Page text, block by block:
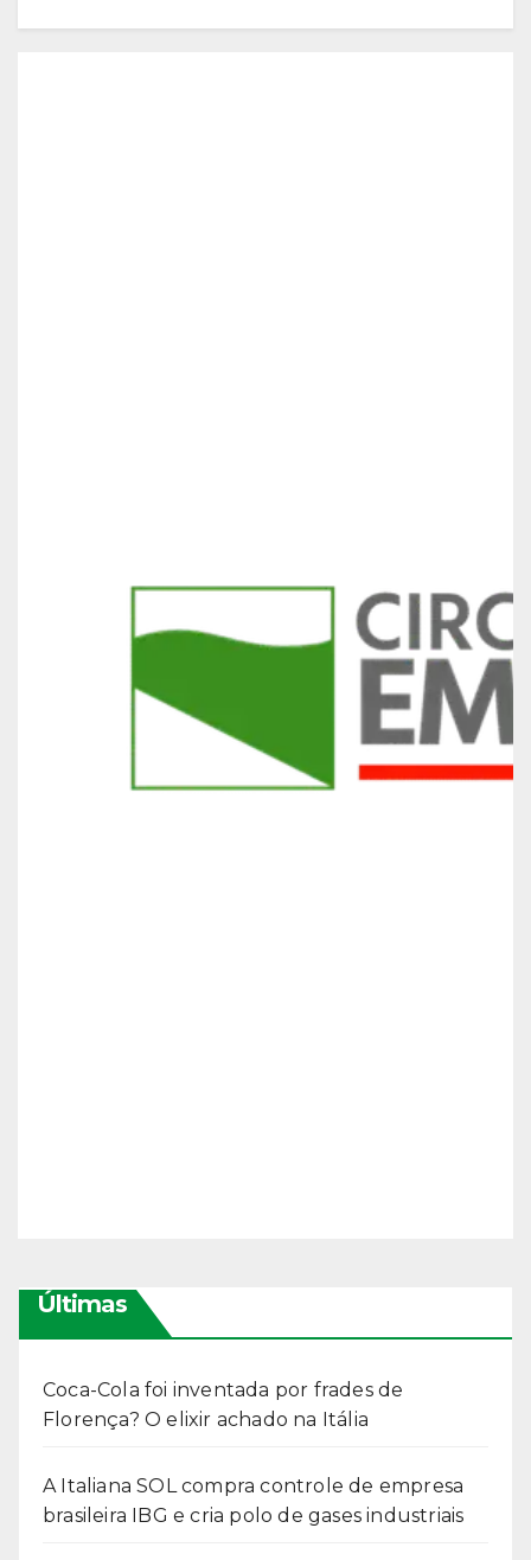
Últimas
Coca-Cola foi inventada por frades de
Florença? O elixir achado na Itália
A Italiana SOL compra controle de empresa
brasileira IBG e cria polo de gases industriais